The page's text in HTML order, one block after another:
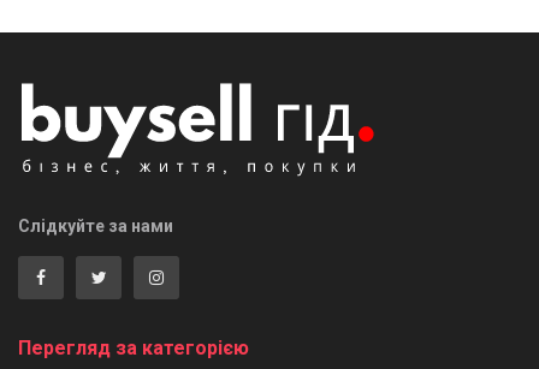
Слідкуйте за нами
Перегляд за категорією